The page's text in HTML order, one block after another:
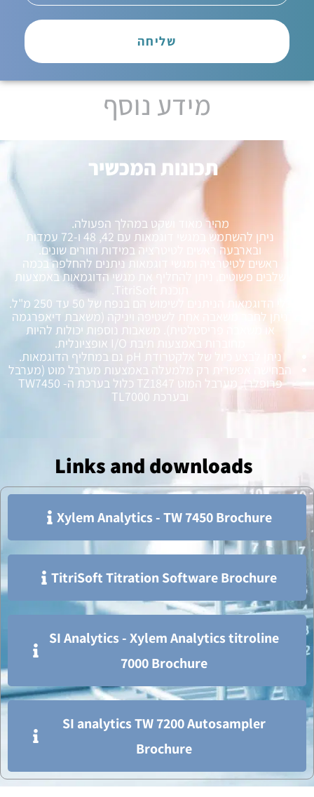
שליחה
מידע נוסף
תכונות המכשיר
מהיר מאוד ושקט במהלך הפעולה.
ניתן להשתמש במגשי דוגמאות עם 42, 48 ו-72 עמדות
ובארבעה ראשים לטיטרציה במידות וחורים שונים.
ראשים לטיטרציה ומגשי דוגמאות ניתנים להחלפה בכמה
שלבים פשוטים. ניתן להחליף את מגשי הדוגמאות באמצעות
כלי הדוגמאות הניתנים לשימוש הם בנפח של 50 עד 250 מ"ל.
ניתן לחבר משאבה אחת לשטיפה ויניקה (משאבת דיאפרגמה
או משאבה פריסטלטית). משאבות נוספות יכולות להיות
מחוברות באמצעות תיבת I/O אופציונלית.
ניתן לבצע כיול של אלקטרודת pH גם במחליף הדוגמאות.
הבחישה אפשרית רק מלמעלה באמצעות מערבל מוט (מערבל
פרופלר). מערבל המוט TZ1847 כלול בערכת ה- TW7450
ובערכת TL7000
Links and downloads​
Xylem Analytics - TW 7450 Brochure
TitriSoft Titration Software Brochure
SI Analytics - Xylem Analytics titroline
7000 Brochure
SI analytics TW 7200 Autosampler
Brochure